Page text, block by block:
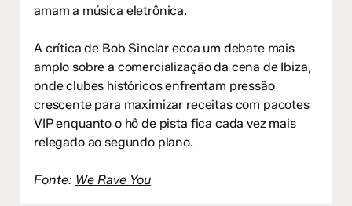
amam a música eletrônica.
A crítica de Bob Sinclar ecoa um debate mais
amplo sobre a comercialização da cena de Ibiza,
onde clubes históricos enfrentam pressão
crescente para maximizar receitas com pacotes
VIP enquanto o hô de pista fica cada vez mais
relegado ao segundo plano.
Fonte: We Rave You